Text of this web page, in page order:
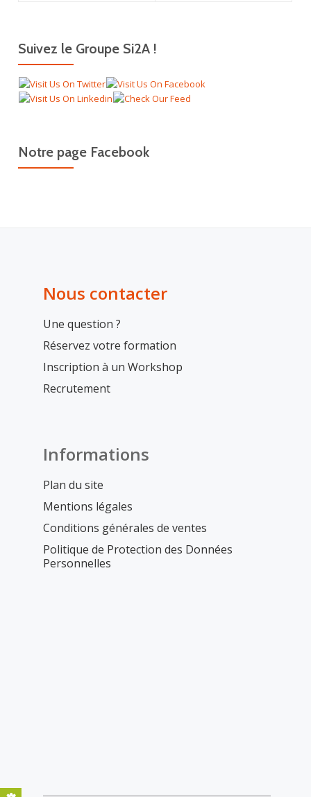
Suivez le Groupe Si2A !
Notre page Facebook
Nous contacter
Une question ?
Réservez votre formation
Inscription à un Workshop
Recrutement
Informations
Plan du site
Mentions légales
Conditions générales de ventes
Politique de Protection des Données
Personnelles